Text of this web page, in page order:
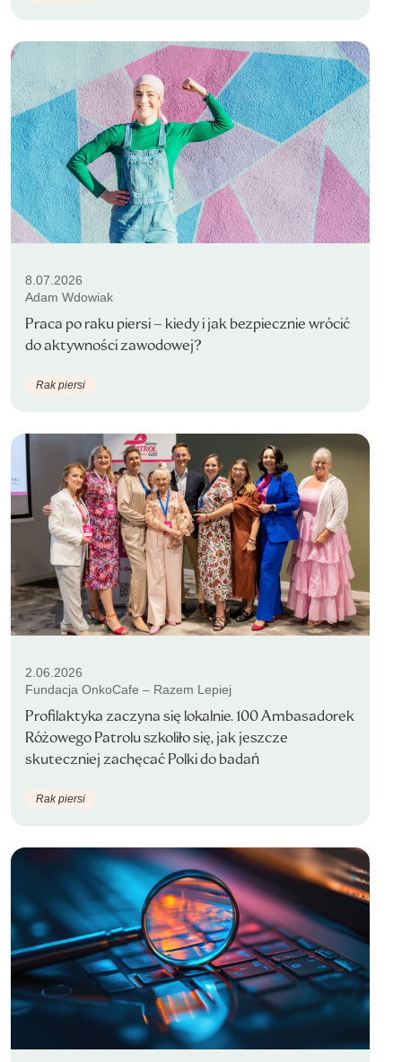
8.07.2026
Adam Wdowiak
Praca po raku piersi – kiedy i jak bezpiecznie wrócić
do aktywności zawodowej?
Rak piersi
2.06.2026
Fundacja OnkoCafe – Razem Lepiej
Profilaktyka zaczyna się lokalnie. 100 Ambasadorek
Różowego Patrolu szkoliło się, jak jeszcze
skuteczniej zachęcać Polki do badań
Rak piersi